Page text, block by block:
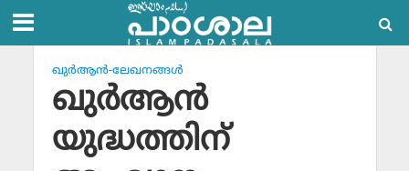
ഖുര്‍ആന്‍-ലേഖനങ്ങള്‍
ഖുര്‍ആന്‍
യുദ്ധത്തിന്